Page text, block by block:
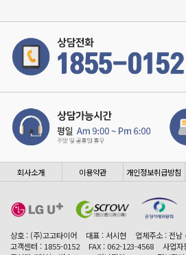
회사소개 이용약관 개인정보취급방침
상호 : (주)고고타이어 대표 : 서시현
업체주소 : 전남
고객센터 : 1855-0152
FAX : 062-123-4568
사업